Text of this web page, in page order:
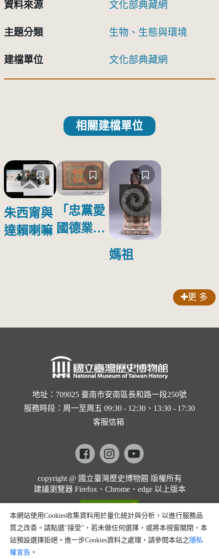
資料來源 文化部典藏網
主題分類 生物、生態與環境
建檔單位 文化部典藏網
相關建檔單位
朱西甯與
達賴喇嘛
「忠黨愛
國德業並
媽祖
更 多
地址：709025 臺南市安南區長和路一段250號
服務時段：周一至周五 09:30 - 12:30、13:30 - 17:30
客服信箱
Facebookinstagramyoutube
copyright @ 國立臺灣歷史博物館 版權所有
建議瀏覽器 Firefox、Chrome、edge 以上版本
本網站使用Cookies收集資料用於量化統計與分析，以進行服務品
質之改善。請點選"接受"，若未做任何選擇，或將本視窗關閉，本
站預設選擇拒絕。進一步Cookies資料之處理，請參閱本站之 隱私
權宣告 。